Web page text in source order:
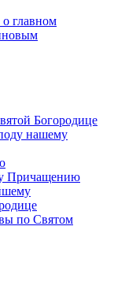
главном
Богородице
нашему
Причащению
по Святом